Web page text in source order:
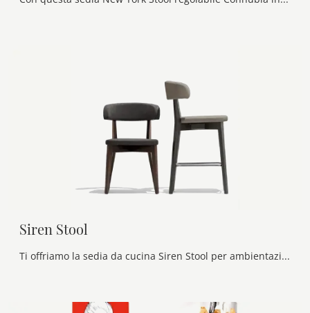
Siren Stool
Ti offriamo la sedia da cucina Siren Stool per ambientazioni moderne, tra le più originali Sedie sgabelli di Connubia.